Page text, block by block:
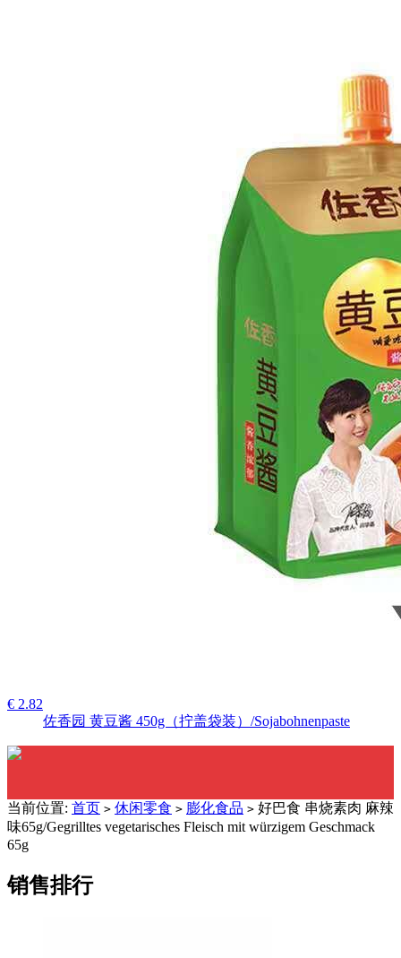
€ 2.82
佐香园 黄豆酱 450g（拧盖袋装）/Sojabohnenpaste
当前位置: 首页 > 休闲零食 > 膨化食品 > 好巴食 串烧素肉 麻辣
味65g/Gegrilltes vegetarisches Fleisch mit würzigem Geschmack
65g
销售排行